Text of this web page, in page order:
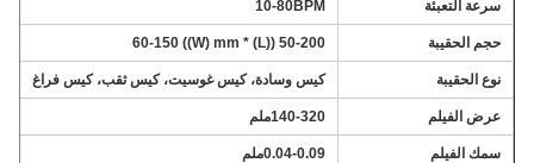
سرعة التعبئة 10-80BPM
حجم الحقيبة 50-200 ((L) * 60-150 ((W) mm
نوع الحقيبة كيس وسادة، كيس غوسيت، كيس ثقب، كيس فراغ
عرض الفيلم 140-320ملم
سمك الفيلم 0.04-0.09ملم